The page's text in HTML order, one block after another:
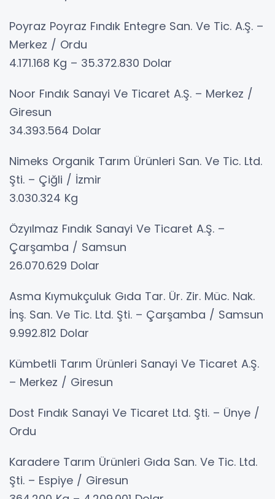
Poyraz Poyraz Fındık Entegre San. Ve Tic. A.Ş. –
Merkez / Ordu
4.171.168 Kg – 35.372.830 Dolar
Noor Fındık Sanayi Ve Ticaret A.Ş. – Merkez /
Giresun
34.393.564 Dolar
Nimeks Organik Tarım Ürünleri San. Ve Tic. Ltd.
Şti. – Çiğli / İzmir
3.030.324 Kg
Özyılmaz Fındık Sanayi Ve Ticaret A.Ş. –
Çarşamba / Samsun
26.070.629 Dolar
Asma Kıymukçuluk Gıda Tar. Ür. Zir. Müc. Nak.
İnş. San. Ve Tic. Ltd. Şti. – Çarşamba / Samsun
9.992.812 Dolar
Kümbetli Tarım Ürünleri Sanayi Ve Ticaret A.Ş.
– Merkez / Giresun
Dost Fındık Sanayi Ve Ticaret Ltd. Şti. – Ünye /
Ordu
Karadere Tarım Ürünleri Gıda San. Ve Tic. Ltd.
Şti. – Espiye / Giresun